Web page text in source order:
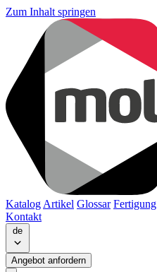
Zum Inhalt springen
Katalog Artikel Glossar Fertigung
Kontakt
de
Angebot anfordern